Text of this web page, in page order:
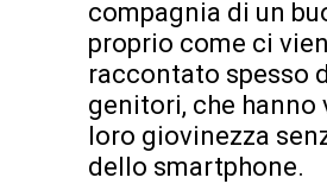
compagnia di un
proprio come ci
raccontato spesso
genitori, che hanno
loro giovinezza
dello smartphone.